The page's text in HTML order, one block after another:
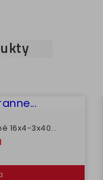
16x4-3x40...